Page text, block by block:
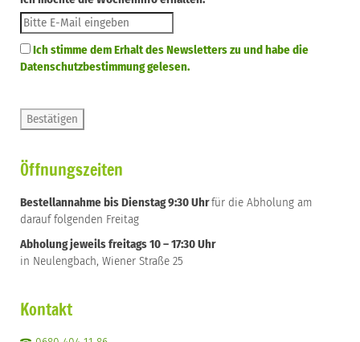
Ich stimme dem Erhalt des Newsletters zu und habe die
Datenschutzbestimmung gelesen.
Öffnungszeiten
Bestellannahme bis Dienstag 9:30 Uhrfür die Abholung am
darauf folgenden Freitag
Abholung jeweils freitags 10 – 17:30 Uhr
in Neulengbach, Wiener Straße 25
Kontakt